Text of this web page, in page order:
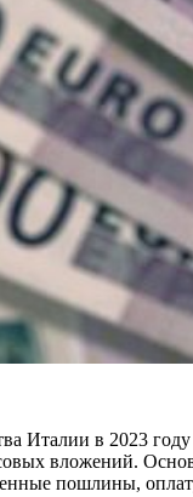
Италии в 2023 году
вложений.
пошлины,